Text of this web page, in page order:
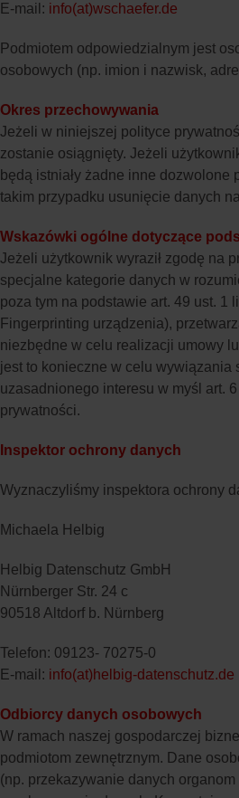
E-mail: info(at)wschaefer.de
Podmiotem odpowiedzialnym jest
osobowych (np. imion i nazwisk,
Okres przechowywania
Jeżeli w niniejszej polityce
zostanie osiągnięty. Jeżeli
będą istniały żadne inne
takim przypadku usunięcie danych
Wskazówki ogólne dotyczące
Jeżeli użytkownik wyraził zgodę na
specjalne kategorie danych w
poza tym na podstawie art. 49 ust.
Fingerprinting urządzenia),
niezbędne w celu realizacji umowy
jest to konieczne w celu wywiązania
uzasadnionego interesu w myśl art.
prywatności.
Inspektor ochrony danych
Wyznaczyliśmy inspektora ochrony
Michaela Helbig
Helbig Datenschutz GmbH
Nürnberger Str. 24 c
90518 Altdorf b. Nürnberg
Telefon: 09123- 70275-0
E-mail: info(at)helbig-datenschutz.de
Odbiorcy danych osobowych
W ramach naszej gospodarczej
podmiotom zewnętrznym. Dane
(np. przekazywanie danych